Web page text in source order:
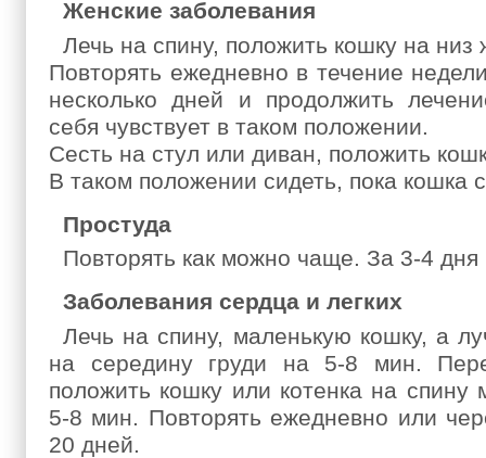
Женские заболевания
Лечь на спину, положить кошку на
Повторять ежедневно в течение
несколько дней и продолжить
себя чувствует в таком положении.
Сесть на стул или диван, положить
В таком положении сидеть, пока кошка
Простуда
Повторять как можно чаще. За 3-4 дня
Заболевания сердца и легких
Лечь на спину, маленькую кошку, а
на середину груди на 5-8 мин.
положить кошку или котенка на
5-8 мин. Повторять ежедневно или
20 дней.